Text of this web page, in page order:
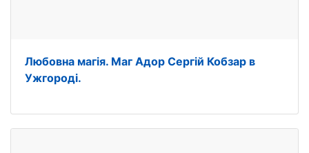
Любовна магія. Маг Адор Сергій Кобзар в
Ужгороді.